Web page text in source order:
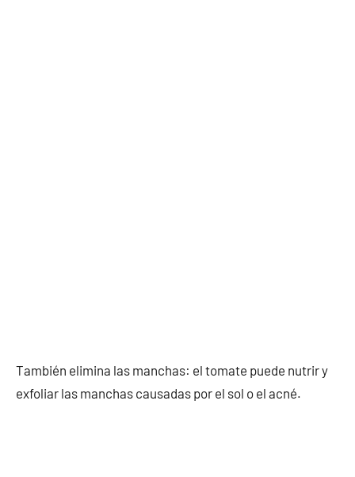
También elimina las manchas: el tomate puede nutrir y
exfoliar las manchas causadas por el sol o el acné.